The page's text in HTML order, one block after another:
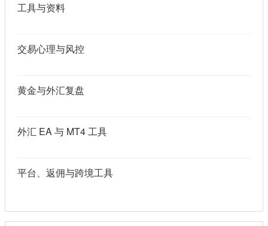
工具与资料
交易心理与风控
黄金与外汇复盘
外汇 EA 与 MT4 工具
平台、返佣与跨境工具